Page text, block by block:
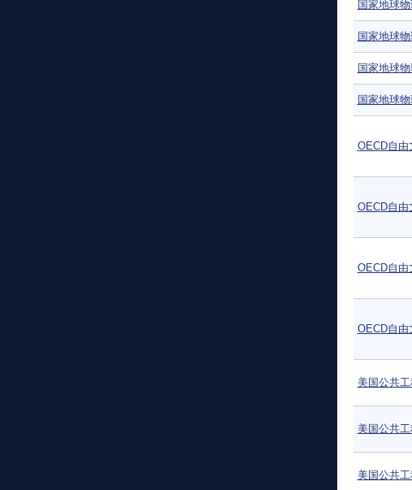
国家地球
国家地球
国家地球
国家地球
OECD自由
OECD自由
OECD自由
OECD自由
美国公共
美国公共
美国公共